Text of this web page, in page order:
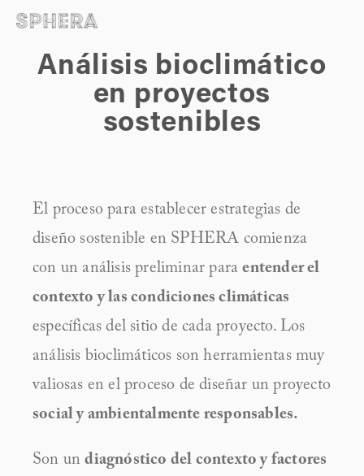
Análisis bioclimático
en proyectos
sostenibles
El proceso para establecer estrategias de
diseño sostenible en SPHERA comienza
con un análisis preliminar para entender el
contexto y las condiciones climáticas
específicas del sitio de cada proyecto. Los
análisis bioclimáticos son herramientas muy
social y ambientalmente responsables.
Son un diagnóstico del contexto y factores